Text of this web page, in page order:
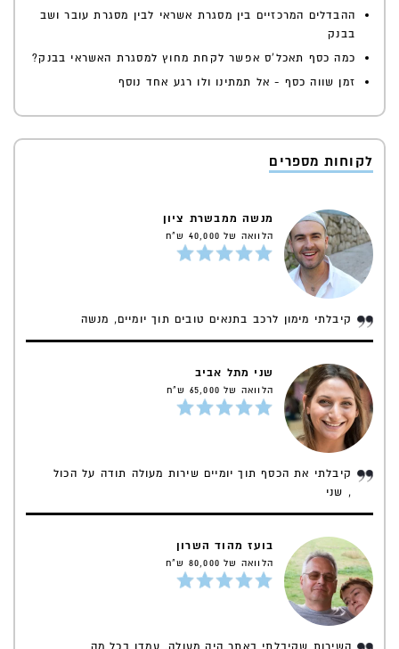
ההבדלים המרכזיים בין מסגרת אשראי לבין מסגרת עובר ושב
בבנק
כמה כסף תאכל'ס אפשר לקחת מחוץ למסגרת האשראי בבנק?
זמן שווה כסף - אל תמתינו ולו רגע אחד נוסף
לקוחות מספרים
מנשה ממבשרת ציון
הלוואה של 40,000 ש"ח
קיבלתי מימון לרכב בתנאים טובים תוך יומיים, מנשה
שני מתל אביב
הלוואה של 65,000 ש"ח
קיבלתי את הכסף תוך יומיים שירות מעולה תודה על הכול
, שני
בועז מהוד השרון
הלוואה של 80,000 ש"ח